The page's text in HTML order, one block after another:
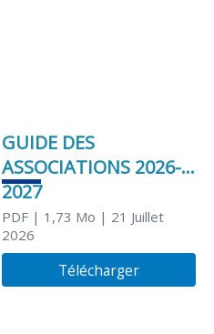
GUIDE DES
ASSOCIATIONS 2026-
2027
PDF| 1,73 Mo | 21 Juillet
2026
Télécharger